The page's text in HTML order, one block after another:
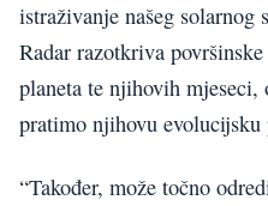
istraživanje našeg solarnog
Radar razotkriva
planeta te njihovih mjeseci,
pratimo njihovu evolucijsku
“Također, može točno